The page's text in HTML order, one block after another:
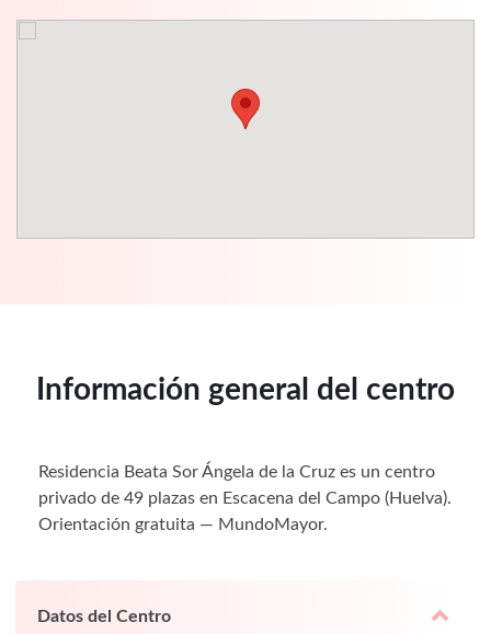
Información general del centro
Residencia Beata Sor Ángela de la Cruz es un centro
privado de 49 plazas en Escacena del Campo (Huelva).
Orientación gratuita — MundoMayor.
Datos del Centro